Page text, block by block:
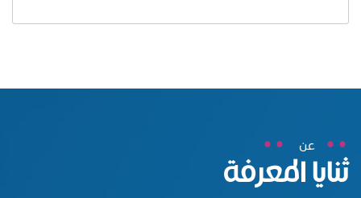
عن
ثنايا المعرفة